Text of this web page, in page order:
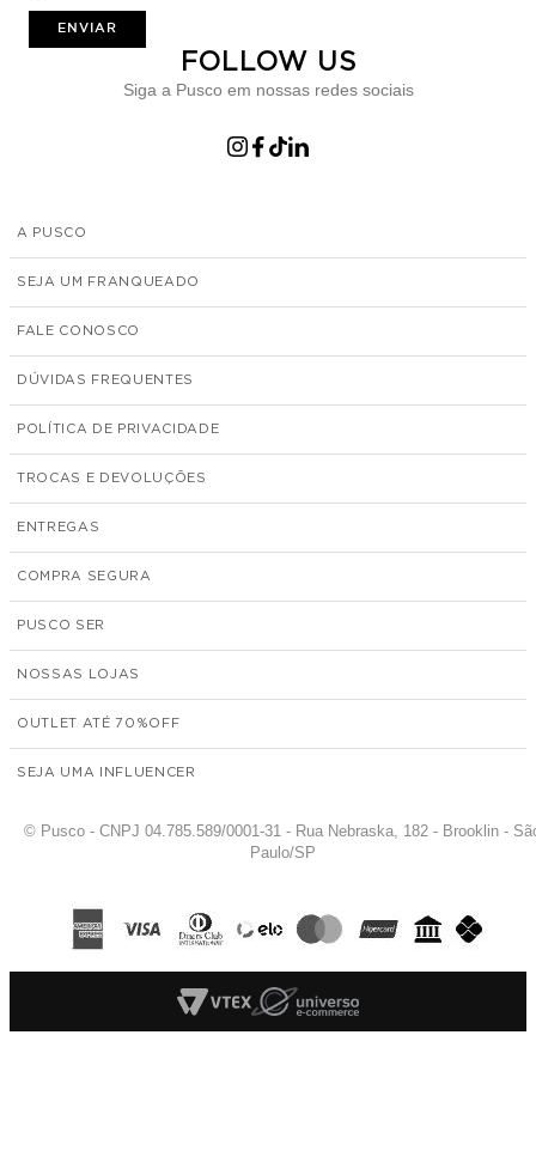
ENVIAR
FOLLOW US
Siga a Pusco em nossas redes sociais
A PUSCO
SEJA UM FRANQUEADO
FALE CONOSCO
DÚVIDAS FREQUENTES
POLÍTICA DE PRIVACIDADE
TROCAS E DEVOLUÇÕES
ENTREGAS
COMPRA SEGURA
PUSCO SER
NOSSAS LOJAS
OUTLET ATÉ 70%
SEJA UMA INFLUENCER
© Pusco - CNPJ 04.785.589/0001-31 - Rua Nebraska, 182 - Brooklin -
Paulo/SP